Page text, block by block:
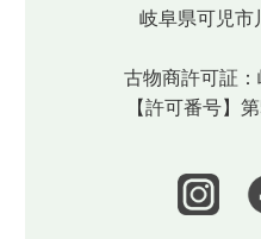
岐阜県可児市
古物商許可証
【許可番号】